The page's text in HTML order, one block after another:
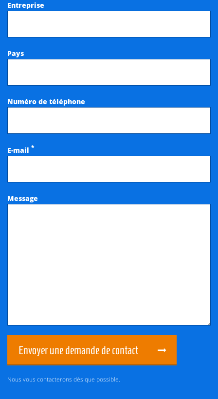
Entreprise
Pays
Numéro de téléphone
E-mail *
Message
Envoyer une demande de contact
Nous vous contacterons dès que possible.